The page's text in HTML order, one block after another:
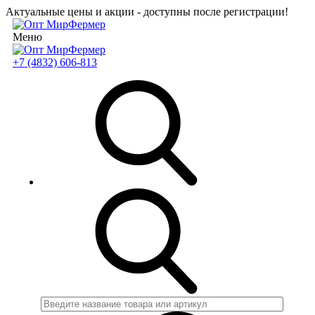
Актуальные цены и акции - доступны после регистрации!
Меню
+7 (4832) 606-813